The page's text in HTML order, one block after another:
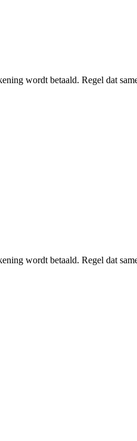
wordt betaald. Regel dat
wordt betaald. Regel dat